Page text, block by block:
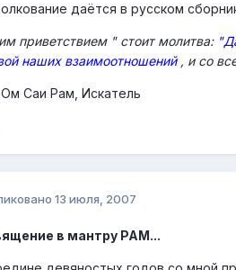
даётся в русском
приветствием " стоит молитва:
наших взаимоотношений , и со
Ом Саи Рам, Искатель
13 июля, 2007
в мантру РАМ...